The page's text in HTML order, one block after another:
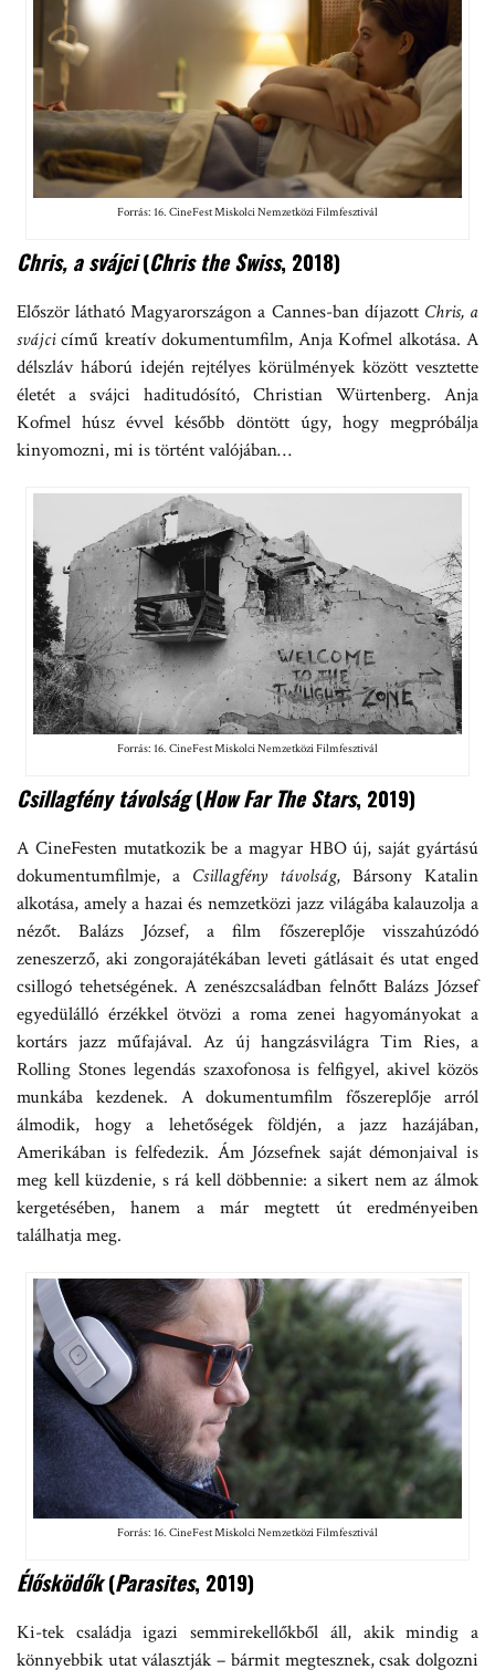
Forrás: 16. CineFest Miskolci Nemzetközi Filmfesztivál
Chris, a svájci(Chris the Swiss, 2018)
Először látható Magyarországon a Cannes-ban díjazott Chris, a
svájcicímű kreatív dokumentumfilm, Anja Kofmel alkotása. A
délszláv háború idején rejtélyes körülmények között vesztette
életét a svájci haditudósító, Christian Würtenberg. Anja
Kofmel húsz évvel később döntött úgy, hogy megpróbálja
kinyomozni, mi is történt valójában…
Forrás: 16. CineFest Miskolci Nemzetközi Filmfesztivál
Csillagfény távolság(How Far The Stars, 2019)
A CineFesten mutatkozik be a magyar HBO új, saját gyártású
dokumentumfilmje, a Csillagfény távolság, Bársony Katalin
alkotása, amely a hazai és nemzetközi jazz világába kalauzolja a
nézőt. Balázs József, a film főszereplője visszahúzódó
zeneszerző, aki zongorajátékában leveti gátlásait és utat enged
csillogó tehetségének. A zenészcsaládban felnőtt Balázs József
egyedülálló érzékkel ötvözi a roma zenei hagyományokat a
kortárs jazz műfajával. Az új hangzásvilágra Tim Ries, a
Rolling Stones legendás szaxofonosa is felfigyel, akivel közös
munkába kezdenek. A dokumentumfilm főszereplője arról
álmodik, hogy a lehetőségek földjén, a jazz hazájában,
Amerikában is felfedezik. Ám Józsefnek saját démonjaival is
meg kell küzdenie, s rá kell döbbennie: a sikert nem az álmok
kergetésében, hanem a már megtett út eredményeiben
találhatja meg.
Forrás: 16. CineFest Miskolci Nemzetközi Filmfesztivál
Élősködők(Parasites, 2019)
Ki-tek családja igazi semmirekellőkből áll, akik mindig a
könnyebbik utat választják – bármit megtesznek, csak dolgozni